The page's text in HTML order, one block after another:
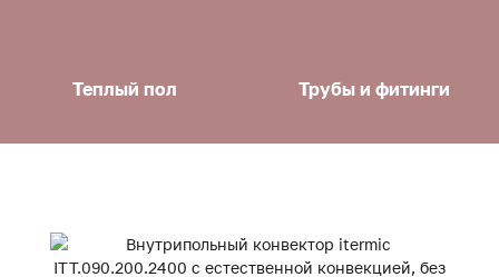
Теплый пол Трубы и фитинги